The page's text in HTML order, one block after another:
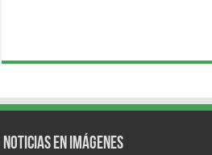
Noticias en Imágenes